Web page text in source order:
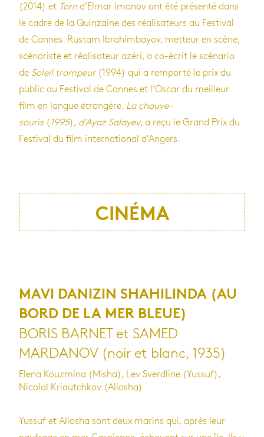
(2014) et Torn d’Elmar Imanov ont été présenté dans
le cadre de la Quinzaine des réalisateurs au Festival
de Cannes. Rustam Ibrahimbayov, metteur en scène,
scénariste et réalisateur azéri, a co-écrit le scénario
de Soleil trompeur(1994) qui a remporté le prix du
public au Festival de Cannes et l’Oscar du meilleur
film en langue étrangère. La chauve–
souris( 1995), d’Ayaz Salayev, a reçu le Grand Prix du
Festival du film international d’Angers.
CINÉMA
MAVI DANIZIN SHAHILINDA (AU
BORD DE LA MER BLEUE)
BORIS BARNET et SAMED
MARDANOV (noir et blanc, 1935)
Elena Kouzmina (Misha), Lev Sverdline (Yussuf),
Nicolaï Krioutchkov (Aliosha)
Yussuf et Aliosha sont deux marins qui, après leur